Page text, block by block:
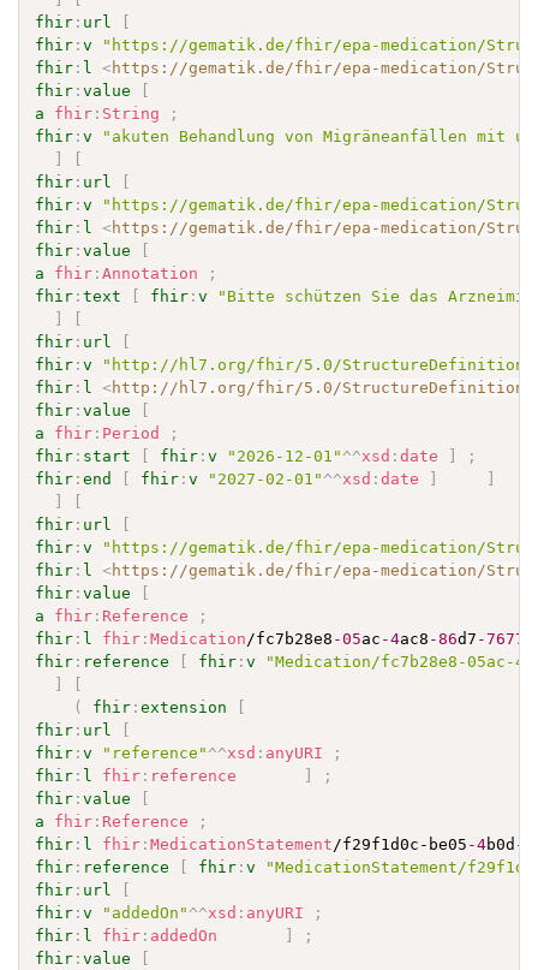
fhir : url
fhir :v
"https://gematik.de/fhir/epa-medication/
fhir : l <https://gematik.de/fhir/epa-medication/
fhir :value
a
fhir : String
;
fhir :v
"akuten Behandlung von Migräneanfällen mit
fhir : url
fhir :v
"https://gematik.de/fhir/epa-medication/
fhir : l <https://gematik.de/fhir/epa-medication/
fhir :value
a
fhir :Annotation
;
fhir :text fhir :v
"Bitte schützen Sie das
fhir : url
fhir :v
"http://hl7.org/fhir/5.0/StructureDefinition/
fhir : l <http://hl7.org/fhir/5.0/StructureDefinition/
fhir :value
a
fhir : Period
;
fhir : start fhir :v "2026-12-01" ^^xsd :date
;
fhir :end fhir :v "2027-02-01" ^^xsd :date
fhir : url
fhir :v
"https://gematik.de/fhir/epa-medication/
fhir : l <https://gematik.de/fhir/epa-medication/
fhir :value
a
fhir : Reference
;
fhir : l fhir :Medication /fc7b28e8 -05ac -4ac8 -86d7 -7677
fhir : reference fhir :v
"Medication/fc7b28e8-05ac-
(
fhir :extension
fhir : url
fhir :v "reference" ^^xsd : anyURI
;
fhir : l fhir : reference
;
fhir :value
a
fhir : Reference
;
fhir : l fhir :MedicationStatement /f29f1d0c-be05 -4b0d-
fhir : reference fhir :v
"MedicationStatement/
fhir : url
fhir :v "addedOn" ^^xsd : anyURI
;
fhir : l fhir : addedOn
;
fhir :value